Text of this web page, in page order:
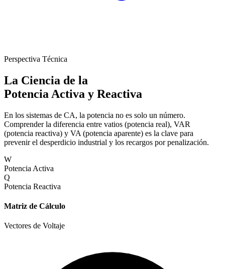
Perspectiva Técnica
La Ciencia de la
Potencia Activa y Reactiva
En los sistemas de CA, la potencia no es solo un número.
Comprender la diferencia entre vatios (potencia real), VAR
(potencia reactiva) y VA (potencia aparente) es la clave para
prevenir el desperdicio industrial y los recargos por penalización.
W
Potencia Activa
Q
Potencia Reactiva
Matriz de Cálculo
Vectores de Voltaje